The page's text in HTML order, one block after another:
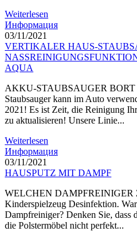
Weiterlesen
Информация
03/11/2021
VERTIKALER HAUS-
AQUA
AKKU-STAUBSAUGER
Staubsauger kann im Auto
2021! Es ist Zeit, die Reinigung
zu aktualisieren! Unsere Linie...
Weiterlesen
Информация
03/11/2021
HAUSPUTZ MIT DAMPF
WELCHEN
Kinderspielzeug Desinfektion.
Dampfreiniger? Denken Sie, dass
die Polstermöbel nicht perfekt...